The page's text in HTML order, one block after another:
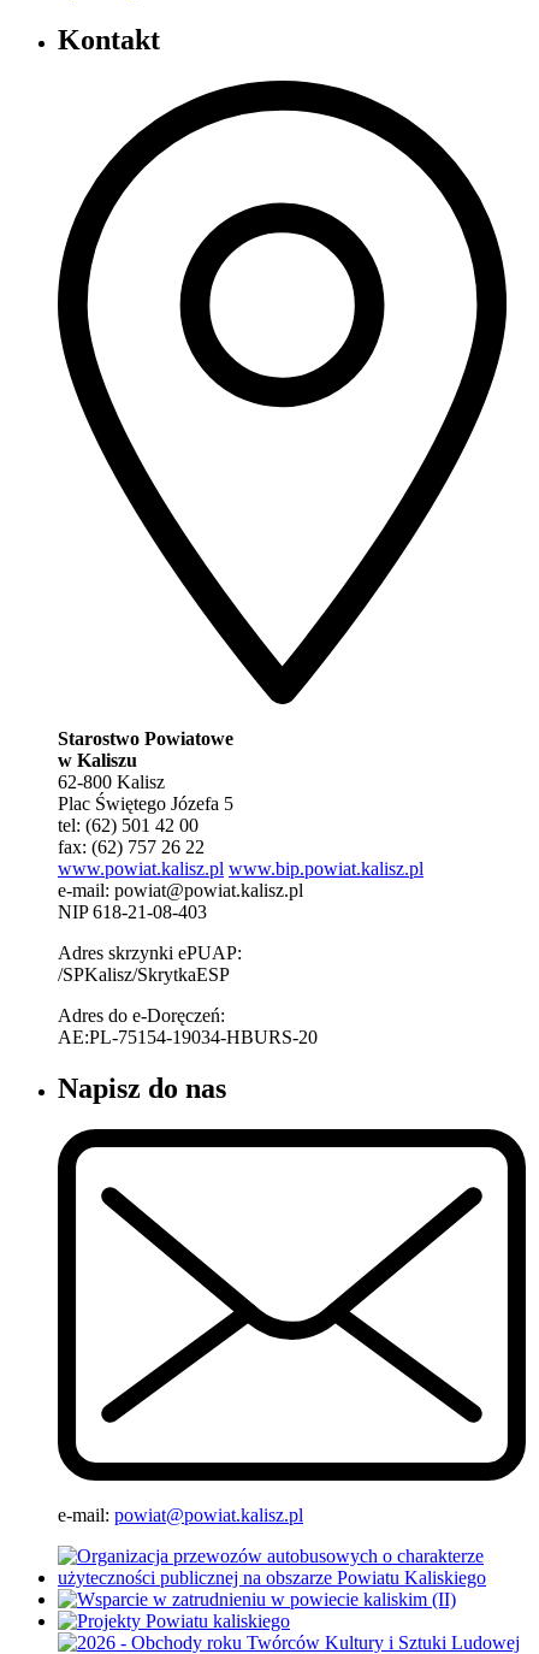
Kontakt
Starostwo Powiatowe
w Kaliszu
62-800 Kalisz
Plac Świętego Józefa 5
tel: (62) 501 42 00
fax: (62) 757 26 22
www.powiat.kalisz.pl www.bip.powiat.kalisz.pl
e-mail: powiat@powiat.kalisz.pl
NIP 618-21-08-403
Adres skrzynki ePUAP:
/SPKalisz/SkrytkaESP
Adres do e-Doręczeń:
AE:PL-75154-19034-HBURS-20
Napisz do nas
e-mail: powiat@powiat.kalisz.pl